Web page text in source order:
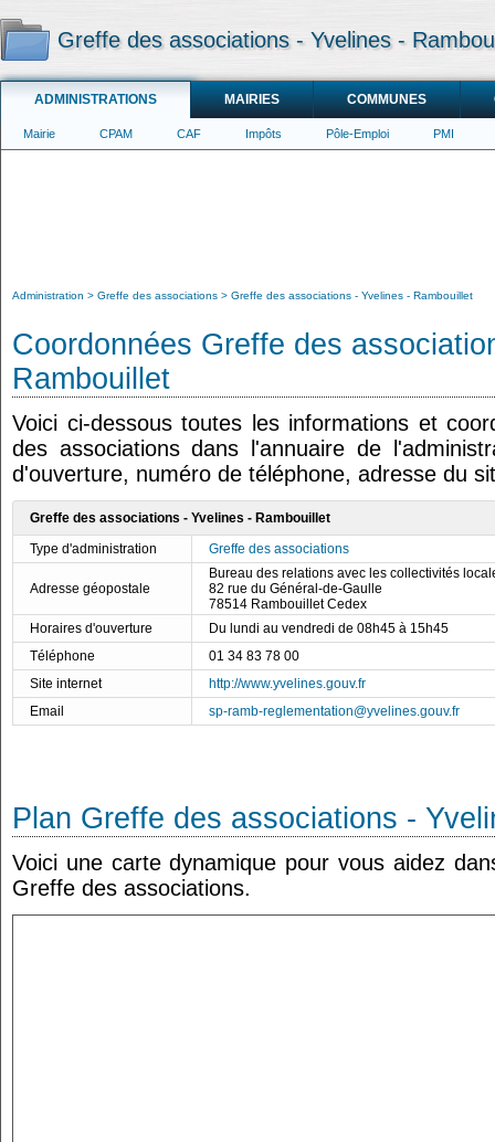
Greffe des associations - Yvelines -
ADMINISTRATIONS MAIRIES COMMUNES
Mairie CPAM CAF Impôts Pôle-Emploi PMI
Administration Greffe des associations Greffe des associations - Yvelines - Rambouillet
Coordonnées Greffe des
Rambouillet
Voici ci-dessous toutes les informations et
des associations dans l'annuaire de
d'ouverture, numéro de téléphone, adresse du
Greffe des associations - Yvelines - Rambouillet
Type d'administration
Greffe des associations
Adresse géopostale
Bureau des relations avec les collectivités
82 rue du Général-de-Gaulle
78514 Rambouillet Cedex
Horaires d'ouverture
Du lundi au vendredi de 08h45 à 15h45
Téléphone
01 34 83 78 00
Site internet
http://www.yvelines.gouv.fr
Email
sp-ramb-reglementation@yvelines.gouv.fr
Plan Greffe des associations -
Voici une carte dynamique pour vous aidez
Greffe des associations.